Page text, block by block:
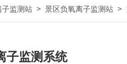
子监测站 > 景区负氧离子监测站 >
子监测系统